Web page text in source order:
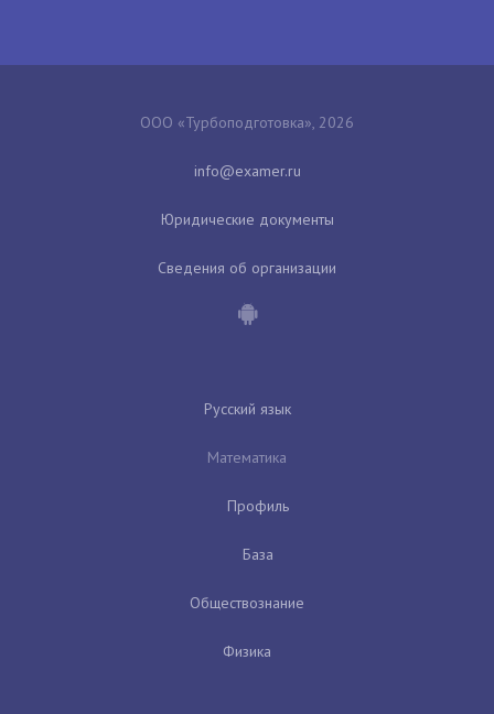
ООО «Турбоподготовка», 2026
Юридические документы
Сведения об организации
Русский язык
Математика
Профиль
База
Обществознание
Физика